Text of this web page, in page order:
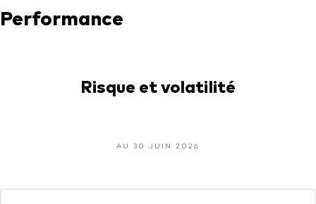
Performance
Risque et volatilité
AU 30 JUIN 2026